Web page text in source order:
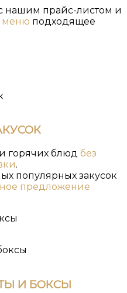
нашим прайс-листом и
меню подходящее
горячих блюд без
.
популярных закусок
предложение
И БОКСЫ